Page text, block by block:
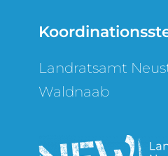
Landratsamt
Waldnaab